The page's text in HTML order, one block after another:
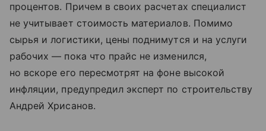
процентов. Причем в своих расчетах специалист
не учитывает стоимость материалов. Помимо
сырья и логистики, цены поднимутся и на услуги
рабочих — пока что прайс не изменился,
но вскоре его пересмотрят на фоне высокой
инфляции, предупредил эксперт по строительству
Андрей Хрисанов.